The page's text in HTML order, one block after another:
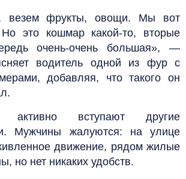
везем фрукты, овощи. Мы вот
это кошмар какой-то, вторые
очень-очень большая», —
водитель одной из фур с
добавляя, что такого он
активно вступают другие
Мужчины жалуются: на улице
движение, рядом жилые
но нет никаких удобств.